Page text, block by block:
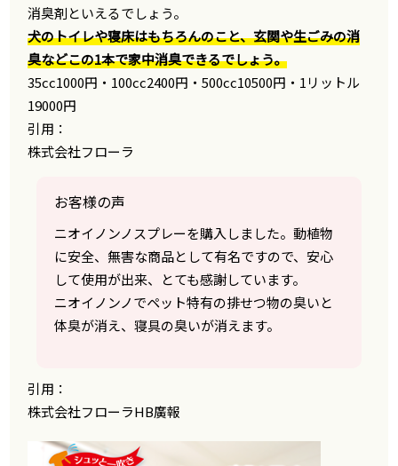
消臭剤といえるでしょう。
犬のトイレや寝床はもちろんのこと、玄関や生ごみの消
臭などこの1本で家中消臭できるでしょう。
35cc1000円・100cc2400円・500cc10500円・1リットル
19000円
引用：
株式会社フローラ
お客様の声
ニオイノンノスプレーを購入しました。動植物
に安全、無害な商品として有名ですので、安心
して使用が出来、とても感謝しています。
ニオイノンノでペット特有の排せつ物の臭いと
体臭が消え、寝具の臭いが消えます。
引用：
株式会社フローラHB廣報